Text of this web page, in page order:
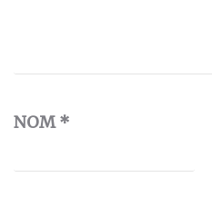
NOM*